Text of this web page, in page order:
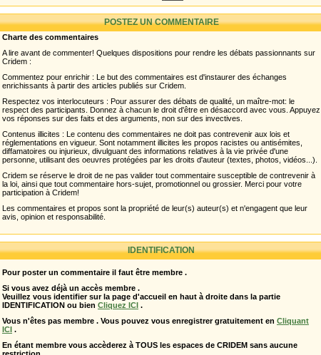
POSTEZ UN COMMENTAIRE
Charte des commentaires
A lire avant de commenter! Quelques dispositions pour rendre les débats passionnants sur
Cridem :
Commentez pour enrichir : Le but des commentaires est d'instaurer des échanges
enrichissants à partir des articles publiés sur Cridem.
Respectez vos interlocuteurs : Pour assurer des débats de qualité, un maître-mot: le
respect des participants. Donnez à chacun le droit d'être en désaccord avec vous. Appuyez
vos réponses sur des faits et des arguments, non sur des invectives.
Contenus illicites : Le contenu des commentaires ne doit pas contrevenir aux lois et
réglementations en vigueur. Sont notamment illicites les propos racistes ou antisémites,
diffamatoires ou injurieux, divulguant des informations relatives à la vie privée d'une
personne, utilisant des oeuvres protégées par les droits d'auteur (textes, photos, vidéos...).
Cridem se réserve le droit de ne pas valider tout commentaire susceptible de contrevenir à
la loi, ainsi que tout commentaire hors-sujet, promotionnel ou grossier. Merci pour votre
participation à Cridem!
Les commentaires et propos sont la propriété de leur(s) auteur(s) et n'engagent que leur
avis, opinion et responsabilité.
IDENTIFICATION
Pour poster un commentaire il faut être membre .
Si vous avez déjà un accès membre .
Veuillez vous identifier sur la page d'accueil en haut à droite dans la partie
IDENTIFICATION ou bien Cliquez ICI .
Vous n'êtes pas membre . Vous pouvez vous enregistrer gratuitement en Cliquant
ICI .
En étant membre vous accèderez à TOUS les espaces de CRIDEM sans aucune